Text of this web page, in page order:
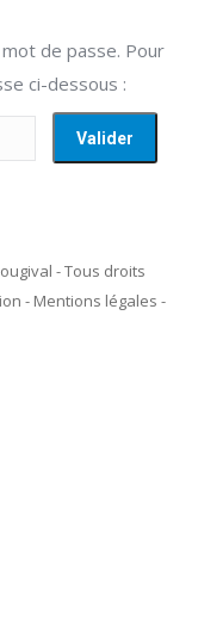
de passe. Pour
ci-dessous :
- Tous droits
- Mentions légales -